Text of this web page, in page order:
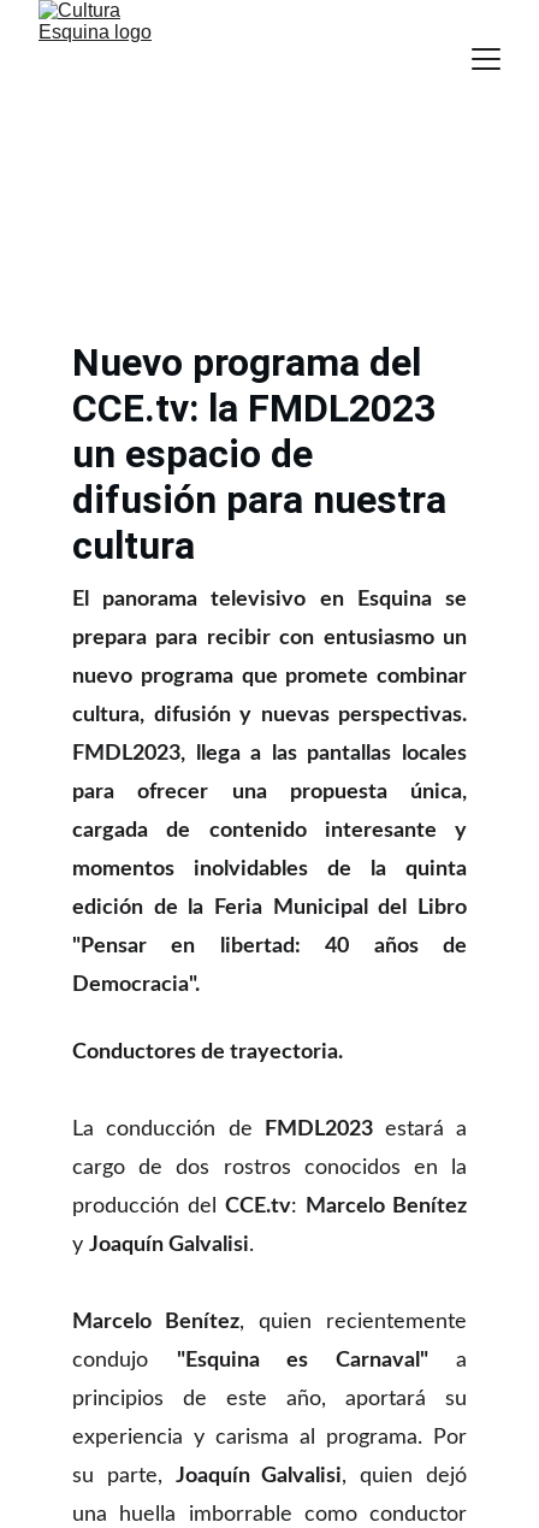
Nuevo programa del
CCE.tv: la FMDL2023
un espacio de
difusión para nuestra
cultura
El panorama televisivo en Esquina se
prepara para recibir con entusiasmo un
nuevo programa que promete combinar
cultura, difusión y nuevas perspectivas.
FMDL2023, llega a las pantallas locales
para ofrecer una propuesta única,
cargada de contenido interesante y
momentos inolvidables de la quinta
edición de la Feria Municipal del Libro
"Pensar en libertad: 40 años de
Democracia".
Conductores de trayectoria.
La conducción de FMDL2023 estará a
cargo de dos rostros conocidos en la
producción del CCE.tv:
Marcelo Benítez
y Joaquín Galvalisi.
Marcelo Benítez, quien recientemente
condujo "Esquina es Carnaval"a
principios de este año, aportará su
experiencia y carisma al programa. Por
su parte, Joaquín Galvalisi, quien dejó
una huella imborrable como conductor